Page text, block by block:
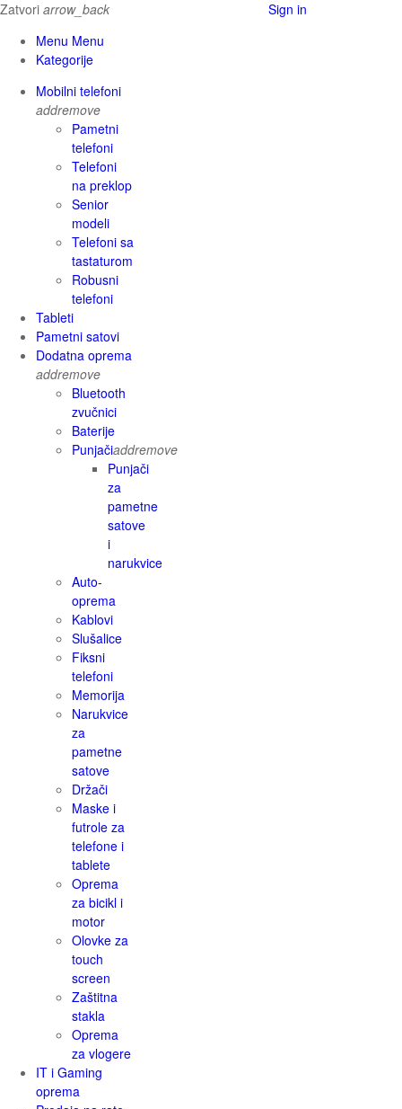
Zatvori arrow_back
Menu Menu
Kategorije
Mobilni telefoni
addremove
Pametni
telefoni
Telefoni
na preklop
Senior
modeli
Telefoni sa
tastaturom
Robusni
telefoni
Tableti
Pametni satovi
Dodatna oprema
addremove
Bluetooth
zvučnici
Baterije
Punjačiaddremove
Punjači
za
pametne
satove
i
narukvice
Auto-
oprema
Kablovi
Slušalice
Fiksni
telefoni
Memorija
Narukvice
za
pametne
satove
Držači
Maske i
futrole za
telefone i
tablete
Oprema
za bicikl i
motor
Olovke za
touch
screen
Zaštitna
stakla
Oprema
za vlogere
IT i Gaming
oprema
Sign in